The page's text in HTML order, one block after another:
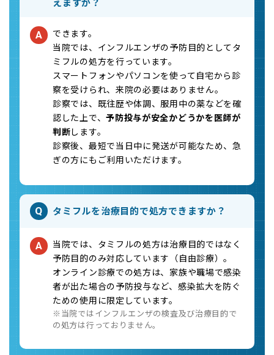
A
できます。
当院では、インフルエンザの予防目的としてタ
ミフルの処方を行っています。
スマートフォンやパソコンを使って自宅から診
察を受けられ、来院の必要はありません。
診察では、既往歴や体調、服用中の薬などを確
認した上で、予防投与が安全かどうかを医師が
判断します。
診察後、最短で当日中に発送が可能なため、急
ぎの方にもご利用いただけます。
Q タミフルを治療目的で処方できますか？
A
当院では、タミフルの処方は治療目的ではなく
予防目的のみ対応しています（自由診療）。
オンライン診療での処方は、家族や職場で感染
者が出た場合の予防投与など、感染拡大を防ぐ
ための使用に限定しています。
※当院ではインフルエンザの検査及び治療目的で
の処方は行っておりません。